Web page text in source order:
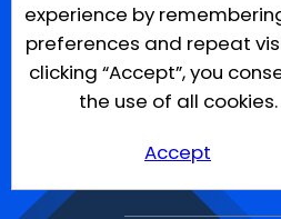
experience by
preferences and repeat
clicking “Accept”, you
the use of all cookies.
Accept